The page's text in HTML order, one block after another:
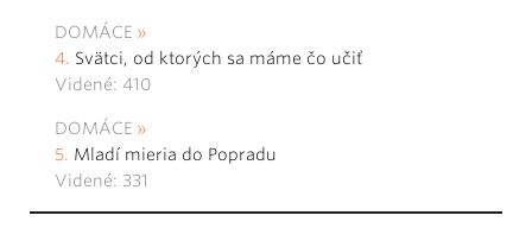
DOMÁCE
Svätci, od ktorých sa máme čo učiť
Videné: 410
DOMÁCE
Mladí mieria do Popradu
Videné: 331